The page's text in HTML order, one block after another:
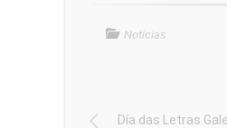
Noticias
Día das Letras